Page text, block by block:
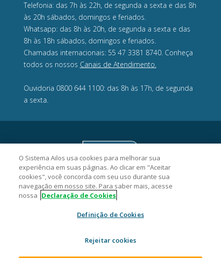
Telefonia: das 7h às 22h, de segunda a sexta e das 8h
às 20h sábados, domingos e feriados.
Whatsapp: das 8h às 20h, de segunda a sexta e das
8h às 18h sábados, domingos e feriados.
Chamadas internacionais: 55 47 3381 8740. Conheça
todos os nossos Canais de Atendimento.
Ouvidoria 0800 644 1100: das 8h às 17h, de segunda
a sexta.
2026 Sistema Ailos. Todos os direitos reservados.
O Sistema Ailos usa cookies para melhorar sua
experiência em suas páginas. Ao clicar em "Aceitar
cookies", você concorda com seu uso durante sua
navegação em nosso site. Para saber mais, acesse
nossa Declaração de Cookies
Definição de Cookies
Rejeitar cookies